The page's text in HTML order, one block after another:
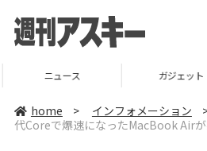
ニュース ガジェット
home > インフォメーション
代Coreで爆速になったMacBook Air